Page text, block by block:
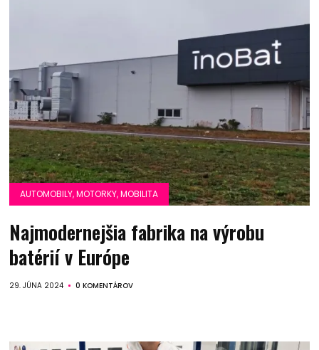
AUTOMOBILY, MOTORKY, MOBILITA
Najmodernejšia fabrika na výrobu
batérií v Európe
29. JÚNA 2024 0 KOMENTÁROV